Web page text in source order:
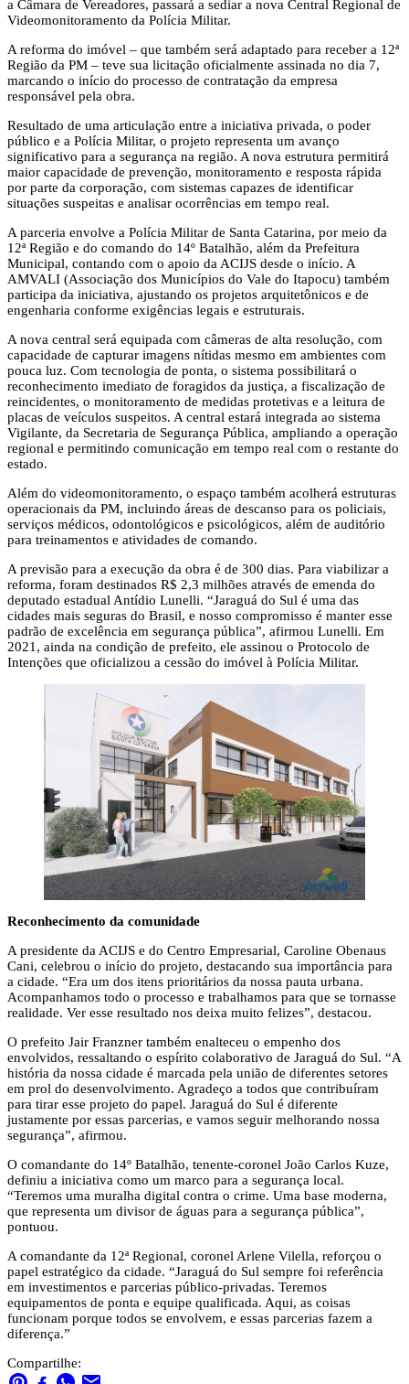
a Câmara de Vereadores, passará a sediar a nova Central Regional de
Videomonitoramento da Polícia Militar.
A reforma do imóvel – que também será adaptado para receber a 12ª
Região da PM – teve sua licitação oficialmente assinada no dia 7,
marcando o início do processo de contratação da empresa
responsável pela obra.
Resultado de uma articulação entre a iniciativa privada, o poder
público e a Polícia Militar, o projeto representa um avanço
significativo para a segurança na região. A nova estrutura permitirá
maior capacidade de prevenção, monitoramento e resposta rápida
por parte da corporação, com sistemas capazes de identificar
situações suspeitas e analisar ocorrências em tempo real.
A parceria envolve a Polícia Militar de Santa Catarina, por meio da
12ª Região e do comando do 14º Batalhão, além da Prefeitura
Municipal, contando com o apoio da ACIJS desde o início. A
AMVALI (Associação dos Municípios do Vale do Itapocu) também
participa da iniciativa, ajustando os projetos arquitetônicos e de
engenharia conforme exigências legais e estruturais.
A nova central será equipada com câmeras de alta resolução, com
capacidade de capturar imagens nítidas mesmo em ambientes com
pouca luz. Com tecnologia de ponta, o sistema possibilitará o
reconhecimento imediato de foragidos da justiça, a fiscalização de
reincidentes, o monitoramento de medidas protetivas e a leitura de
placas de veículos suspeitos. A central estará integrada ao sistema
Vigilante, da Secretaria de Segurança Pública, ampliando a operação
regional e permitindo comunicação em tempo real com o restante do
estado.
Além do videomonitoramento, o espaço também acolherá estruturas
operacionais da PM, incluindo áreas de descanso para os policiais,
serviços médicos, odontológicos e psicológicos, além de auditório
para treinamentos e atividades de comando.
A previsão para a execução da obra é de 300 dias. Para viabilizar a
reforma, foram destinados R$ 2,3 milhões através de emenda do
deputado estadual Antídio Lunelli. “Jaraguá do Sul é uma das
cidades mais seguras do Brasil, e nosso compromisso é manter esse
padrão de excelência em segurança pública”, afirmou Lunelli. Em
2021, ainda na condição de prefeito, ele assinou o Protocolo de
Intenções que oficializou a cessão do imóvel à Polícia Militar.
Reconhecimento da comunidade
A presidente da ACIJS e do Centro Empresarial, Caroline Obenaus
Cani, celebrou o início do projeto, destacando sua importância para
a cidade. “Era um dos itens prioritários da nossa pauta urbana.
Acompanhamos todo o processo e trabalhamos para que se tornasse
realidade. Ver esse resultado nos deixa muito felizes”, destacou.
O prefeito Jair Franzner também enalteceu o empenho dos
envolvidos, ressaltando o espírito colaborativo de Jaraguá do Sul. “A
história da nossa cidade é marcada pela união de diferentes setores
em prol do desenvolvimento. Agradeço a todos que contribuíram
para tirar esse projeto do papel. Jaraguá do Sul é diferente
justamente por essas parcerias, e vamos seguir melhorando nossa
segurança”, afirmou.
O comandante do 14º Batalhão, tenente-coronel João Carlos Kuze,
definiu a iniciativa como um marco para a segurança local.
“Teremos uma muralha digital contra o crime. Uma base moderna,
que representa um divisor de águas para a segurança pública”,
pontuou.
A comandante da 12ª Regional, coronel Arlene Vilella, reforçou o
papel estratégico da cidade. “Jaraguá do Sul sempre foi referência
em investimentos e parcerias público-privadas. Teremos
equipamentos de ponta e equipe qualificada. Aqui, as coisas
funcionam porque todos se envolvem, e essas parcerias fazem a
diferença.”
Compartilhe: